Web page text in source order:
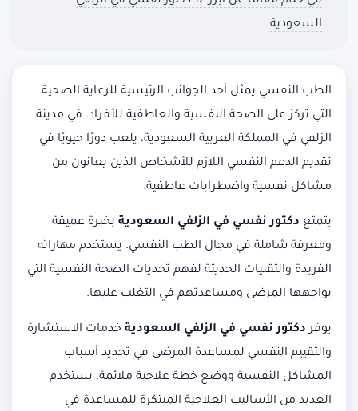
السعودية
الطب النفسي يمثل أحد الجوانب الرئيسية للرعاية الصحية
التي تركز على الصحة النفسية والعاطفية للأفراد. في مدينة
الزلفي في المملكة العربية السعودية، يلعب دورًا حيويًا في
تقديم الدعم النفسي اللازم للأشخاص الذين يعانون من
مشاكل نفسية واضطرابات عاطفية.
يتمتع دكتور نفسي في الزلفي السعودية بخبرة عميقة
ومعرفة شاملة في مجال الطب النفسي. يستخدم مهاراته
الفريدة والتقنيات الحديثة لفهم تحديات الصحة النفسية التي
يواجهها المرضى ومساعدتهم في التغلب عليها.
يوفردكتور نفسي في الزلفي السعودية خدمات الاستشارة
والتقييم النفسي لمساعدة المرضى في تحديد أسباب
المشاكل النفسية ووضع خطة علاجية ملائمة. يستخدم
العديد من الأساليب العلاجية المبتكرة للمساعدة في